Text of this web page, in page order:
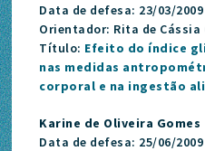
Data de defesa: 23/03/2009
Orientador: Rita de Cássia
Título: Efeito do índice
nas medidas
corporal e na ingestão
Karine de Oliveira Gomes
Data de defesa: 25/06/2009